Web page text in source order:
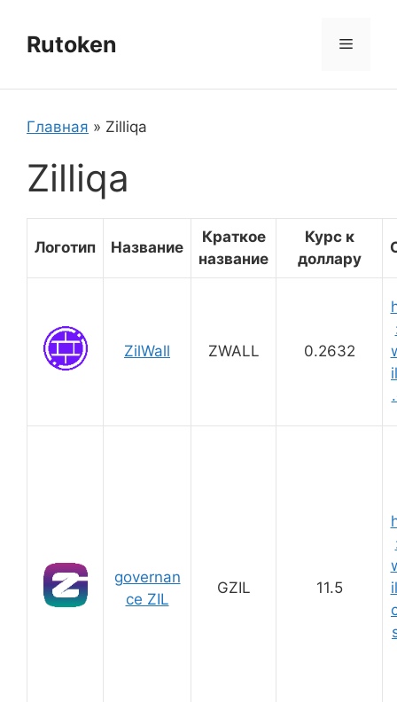
содержимому
Rutoken Меню
Главная » Zilliqa
Zilliqa
Логотип Название
Краткое
название
Курс к
доллару
ZilWall ZWALL 0.2632
governan
ce ZIL
GZIL 11.5